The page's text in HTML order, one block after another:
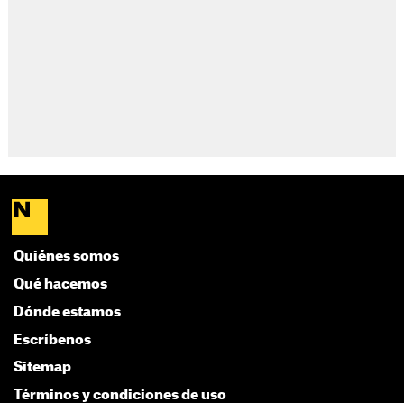
Quiénes somos
Qué hacemos
Dónde estamos
Escríbenos
Sitemap
Términos y condiciones de uso